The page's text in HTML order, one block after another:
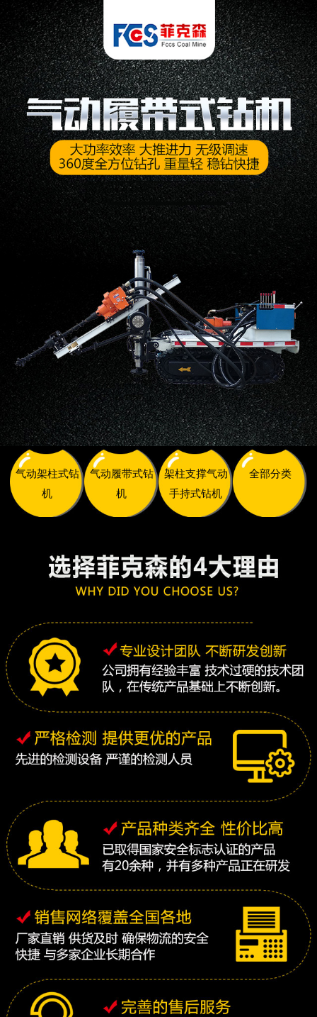
气动架柱式钻
机
气动履带式钻
机
架柱支撑气动
手持式钻机
全部分类